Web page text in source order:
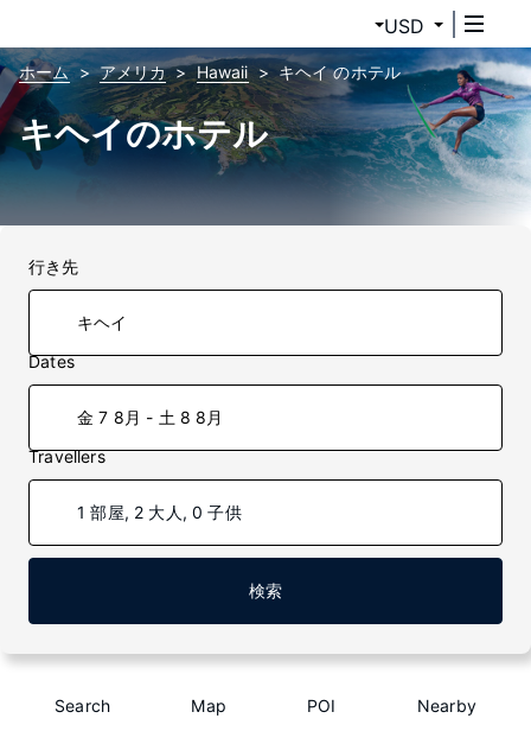
USD
ホーム アメリカ Hawaii キヘイ のホテル
キヘイのホテル
行き先
Dates
金 7 8月 - 土 8 8月
Travellers
1 部屋, 2 大人, 0 子供
検索
Search Map POI Nearby